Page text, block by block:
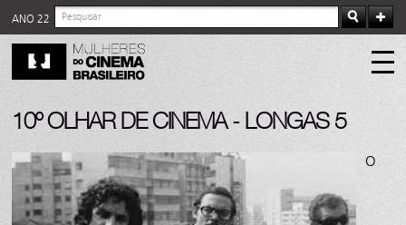
ANO 22
10º OLHAR DE CINEMA - LONGAS 5
O